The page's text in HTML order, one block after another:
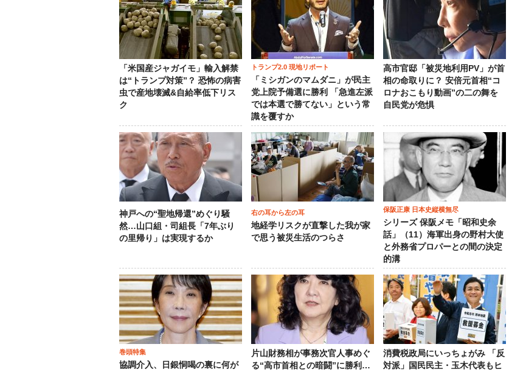
「米国産ジャガイモ」輸入解禁
は“トランプ対策”？ 恐怖の病害
虫で産地壊滅&自給率低下リス
ク
トランプ2.0 現地リポート
「ミシガンのマムダニ」が民主
党上院予備選に勝利 「急進左派
では本選で勝てない」という常
識を覆すか
高市官邸「被災地利用PV」が首
相の命取りに？ 安倍元首相“コ
ロナおこもり動画”の二の舞を
自民党が危惧
神戸への“聖地帰還”めぐり騒
然…山口組・司組長「7年ぶり
の里帰り」は実現するか
右の耳から左の耳
地経学リスクが直撃した我が家
で思う被災生活のつらさ
保阪正康 日本史縦横無尽
シリーズ 保阪メモ「昭和史余
話」（11）海軍出身の野村大使
と外務省プロパーとの間の決定
的溝
巻頭特集
協調介入、日銀恫喝の裏に何が
片山財務相が事務次官人事めぐ
る“高市首相との暗闘”に勝利…
消費税政局にいっちょがみ 「反
対派」国民民主・玉木代表もヒ